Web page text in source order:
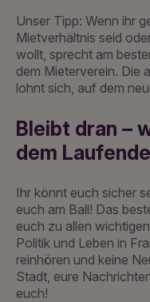
Unser Tipp: Wenn ihr
Mietverhältnis seid
wollt, sprecht am
dem Mieterverein. Die
lohnt sich, auf dem
Bleibt dran –
dem
Ihr könnt euch sicher
euch am Ball! Das
euch zu allen
Politik und Leben in
reinhören und keine
Stadt, eure
euch!